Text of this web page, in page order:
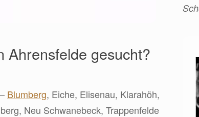
Ahrensfelde gesucht?
Blumberg, Eiche, Elisenau, Klarahöh,
Neu Schwanebeck, Trappenfelde